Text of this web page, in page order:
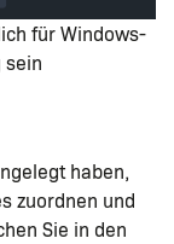
für Windows-
sein
haben,
zuordnen und
Sie in den